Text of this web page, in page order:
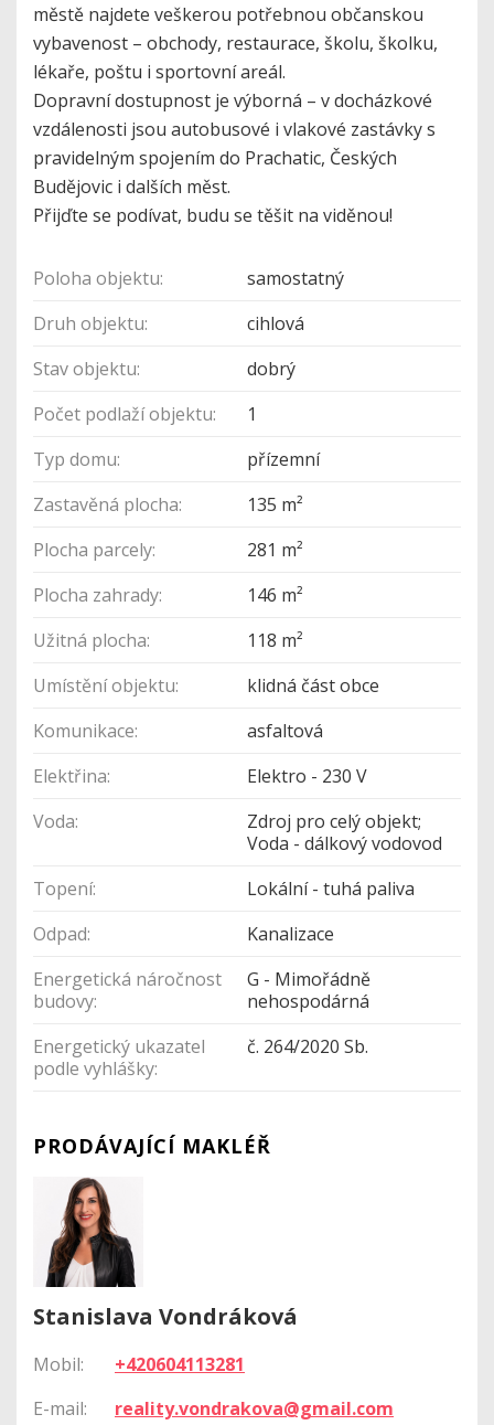
městě najdete veškerou potřebnou občanskou
vybavenost – obchody, restaurace, školu, školku,
lékaře, poštu i sportovní areál.
Dopravní dostupnost je výborná – v docházkové
vzdálenosti jsou autobusové i vlakové zastávky s
pravidelným spojením do Prachatic, Českých
Budějovic i dalších měst.
Přijďte se podívat, budu se těšit na viděnou!
Poloha objektu:
samostatný
Druh objektu:
cihlová
Stav objektu:
dobrý
Počet podlaží objektu:
1
Typ domu:
přízemní
Zastavěná plocha:
135 m²
Plocha parcely:
281 m²
Plocha zahrady:
146 m²
Užitná plocha:
118 m²
Umístění objektu:
klidná část obce
Komunikace:
asfaltová
Elektřina:
Elektro - 230 V
Voda:
Zdroj pro celý objekt;
Voda - dálkový vodovod
Topení:
Lokální - tuhá paliva
Odpad:
Kanalizace
Energetická náročnost
budovy:
G - Mimořádně
nehospodárná
Energetický ukazatel
podle vyhlášky:
č. 264/2020 Sb.
PRODÁVAJÍCÍ MAKLÉŘ
Stanislava Vondráková
Mobil:
+420604113281
E-mail:
reality.vondrakova@gmail.com